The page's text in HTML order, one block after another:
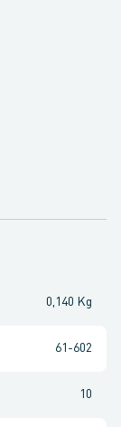
0,140 Kg
61-602
10